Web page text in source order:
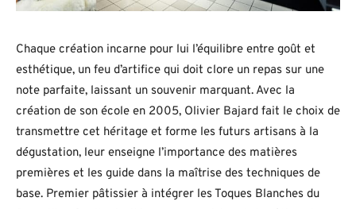
Chaque création incarne pour lui l’équilibre entre goût et
esthétique, un feu d’artifice qui doit clore un repas sur une
note parfaite, laissant un souvenir marquant. Avec la
création de son école en 2005, Olivier Bajard fait le choix de
transmettre cet héritage et forme les futurs artisans à la
dégustation, leur enseigne l’importance des matières
premières et les guide dans la maîtrise des techniques de
base. Premier pâtissier à intégrer les Toques Blanches du